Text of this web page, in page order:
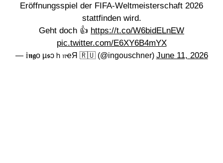
Eröffnungsspiel der FIFA-Weltmeisterschaft 2026
stattfinden wird.
Geht doch 👍 https://t.co/W6bidELnEW
pic.twitter.com/E6XY6B4mYX
— 𝕚𝖓𝖌o µ𝖘ɔｈ𝔫ҽЯ 🇷🇺 (@ingouschner) June 11, 2026